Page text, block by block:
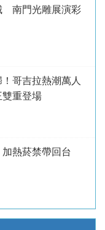
南門光雕展演彩
哥吉拉熱潮萬人
重登場
加熱菸禁帶回台